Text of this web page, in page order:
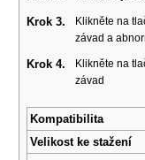
Krok 3.
Klikněte na
závad a
Krok 4.
Klikněte na
závad
Kompatibilita
Velikost ke stažení